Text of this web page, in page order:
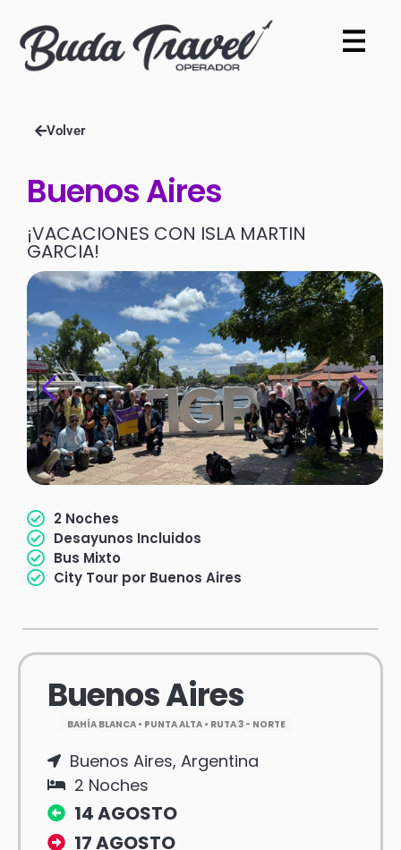
Volver
Buenos Aires
¡VACACIONES CON ISLA MARTIN
GARCIA!
2 Noches
Desayunos Incluidos
Bus Mixto
City Tour por Buenos Aires
Buenos Aires
BAHÍA BLANCA • PUNTA ALTA • RUTA 3 - NORTE
Buenos Aires, Argentina
2 Noches
14 AGOSTO
17 AGOSTO